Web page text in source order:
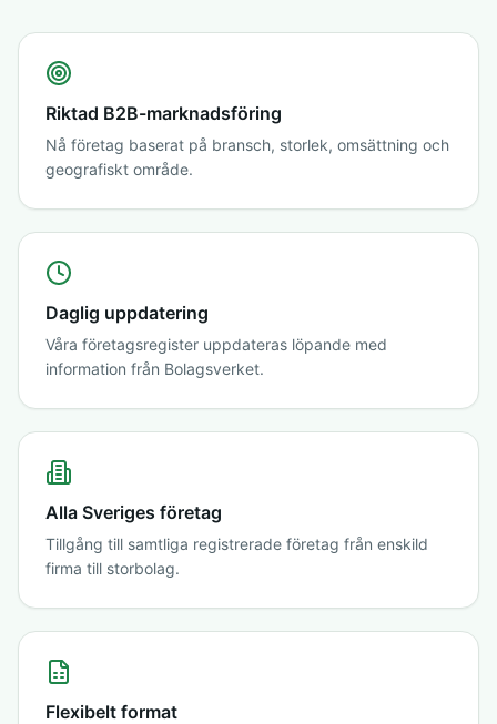
Riktad B2B-marknadsföring
Nå företag baserat på bransch, storlek, omsättning och
geografiskt område.
Daglig uppdatering
Våra företagsregister uppdateras löpande med
information från Bolagsverket.
Alla Sveriges företag
Tillgång till samtliga registrerade företag från enskild
firma till storbolag.
Flexibelt format